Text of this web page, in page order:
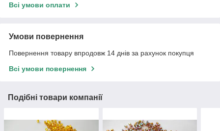
Всі умови оплати
Умови повернення
Повернення товару впродовж 14 днів за рахунок покупця
Всі умови повернення
Подібні товари компанії